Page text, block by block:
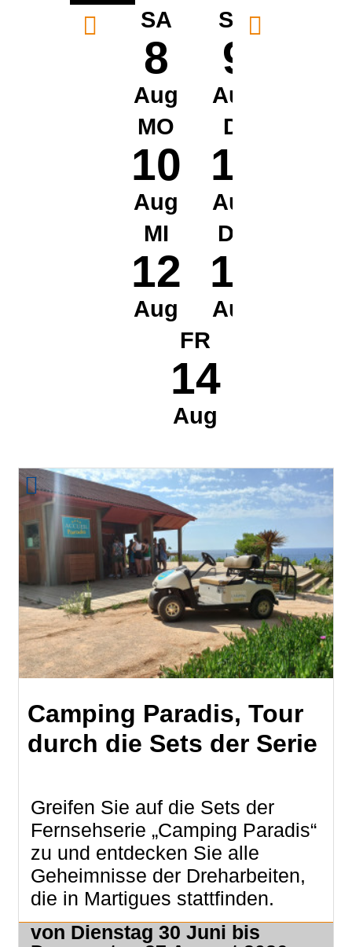
SA
8
Aug
SO
9
Aug
MO
10
Aug
DI
11
Aug
MI
12
Aug
DO
13
Aug
FR
14
Aug
Camping Paradis, Tour
durch die Sets der Serie
Greifen Sie auf die Sets der
Fernsehserie „Camping Paradis“
zu und entdecken Sie alle
Geheimnisse der Dreharbeiten,
die in Martigues stattfinden.
von Dienstag 30 Juni bis